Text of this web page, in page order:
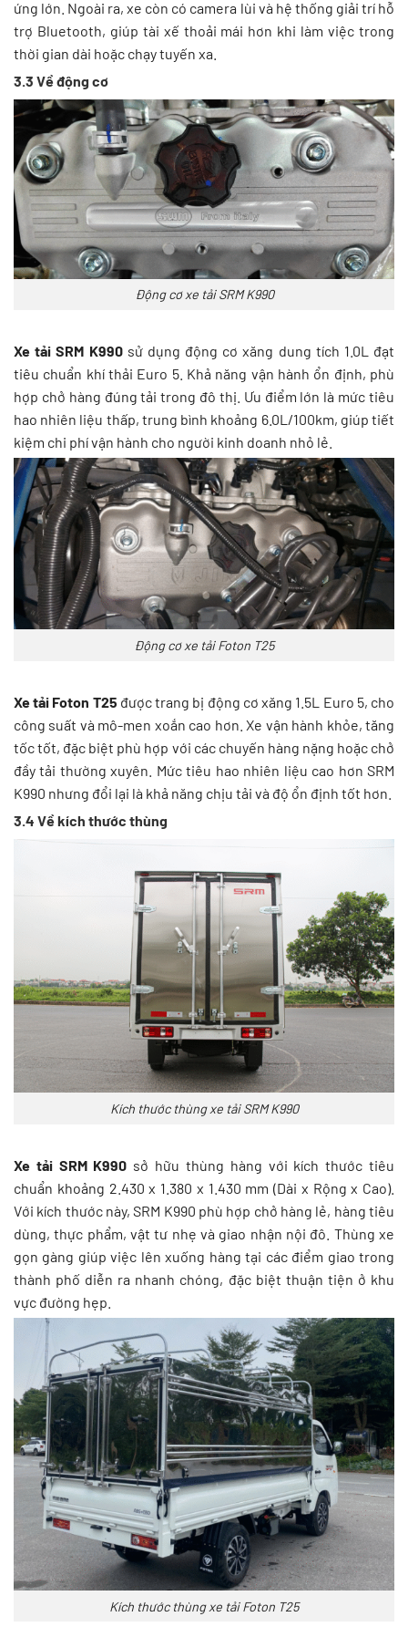
ứng lớn. Ngoài ra, xe còn có camera lùi và hệ thống giải trí hỗ
trợ Bluetooth, giúp tài xế thoải mái hơn khi làm việc trong
thời gian dài hoặc chạy tuyến xa.
3.3 Về động cơ
Động cơ xe tải SRM K990
Xe tải SRM K990 sử dụng động cơ xăng dung tích 1.0L đạt
tiêu chuẩn khí thải Euro 5. Khả năng vận hành ổn định, phù
hợp chở hàng đúng tải trong đô thị. Ưu điểm lớn là mức tiêu
hao nhiên liệu thấp, trung bình khoảng 6.0L/100km, giúp tiết
kiệm chi phí vận hành cho người kinh doanh nhỏ lẻ.
Động cơ xe tải Foton T25
Xe tải Foton T25 được trang bị động cơ xăng 1.5L Euro 5, cho
công suất và mô-men xoắn cao hơn. Xe vận hành khỏe, tăng
tốc tốt, đặc biệt phù hợp với các chuyến hàng nặng hoặc chở
đầy tải thường xuyên. Mức tiêu hao nhiên liệu cao hơn SRM
K990 nhưng đổi lại là khả năng chịu tải và độ ổn định tốt hơn.
3.4 Về kích thước thùng
Kích thước thùng xe tải SRM K990
Xe tải SRM K990 sở hữu thùng hàng với kích thước tiêu
chuẩn khoảng 2.430 x 1.380 x 1.430 mm (Dài x Rộng x Cao).
Với kích thước này, SRM K990 phù hợp chở hàng lẻ, hàng tiêu
dùng, thực phẩm, vật tư nhẹ và giao nhận nội đô. Thùng xe
gọn gàng giúp việc lên xuống hàng tại các điểm giao trong
thành phố diễn ra nhanh chóng, đặc biệt thuận tiện ở khu
vực đường hẹp.
Kích thước thùng xe tải Foton T25